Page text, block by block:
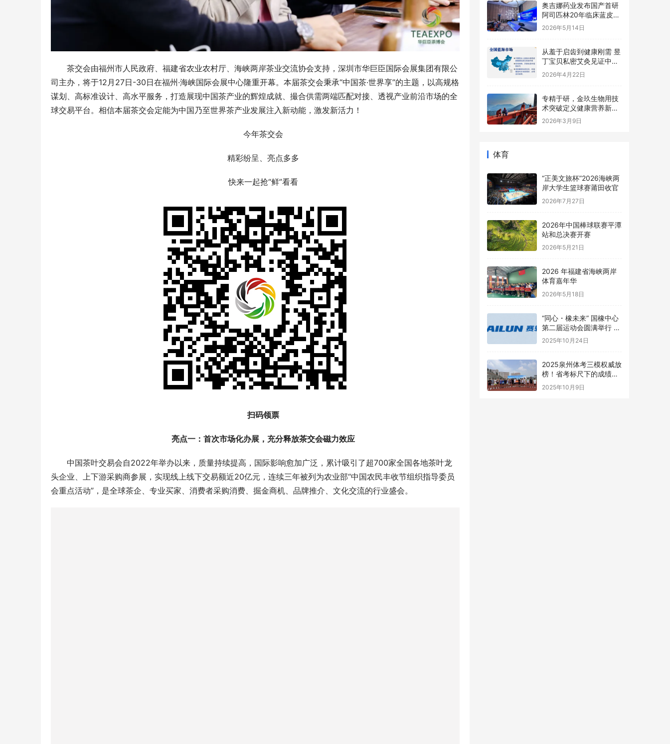
茶交会由福州市人民政府、福建省农业农村厅、海峡两岸茶业交流协会支持，深圳市华巨臣国际会展集团有限公
司主办，将于12月27日-30日在福州·海峡国际会展中心隆重开幕。本届茶交会秉承“中国茶·世界享”的主题，以高规格
谋划、高标准设计、高水平服务，打造展现中国茶产业的辉煌成就、撮合供需两端匹配对接、透视产业前沿市场的全
球交易平台。相信本届茶交会定能为中国乃至世界茶产业发展注入新动能，激发新活力！
今年茶交会
精彩纷呈、亮点多多
快来一起抢“鲜”看看
扫码领票
亮点一：首次市场化办展，充分释放茶交会磁力效应
中国茶叶交易会自2022年举办以来，质量持续提高，国际影响愈加广泛，累计吸引了超700家全国各地茶叶龙
头企业、上下游采购商参展，实现线上线下交易额近20亿元，连续三年被列为农业部“中国农民丰收节组织指导委员
会重点活动”，是全球茶企、专业买家、消费者采购消费、掘金商机、品牌推介、文化交流的行业盛会。
奥吉娜药业发布国产首研
阿司匹林20年临床蓝皮
书，魏国平：“原研”是历
史坐标，不是终极标准
2026年5月14日
从羞于启齿到健康刚需 昱
丁宝贝私密艾灸见证中国
女性意识觉醒
2026年4月22日
专精于研，金玖生物用技
术突破定义健康营养新高
度
2026年3月9日
体育
“正美文旅杯”​2026海峡两
岸大学生篮球赛莆田收官
2026年7月27日
2026年中国棒球联赛平潭
站和总决赛开赛
2026年5月21日
2026 年福建省海峡两岸
体育嘉年华
2026年5月18日
“同心・橡未来” 国橡中心
第二届运动会圆满举行 赛
轮健儿尽显风采
2025年10月24日
2025泉州体考三模权威放
榜！省考标尺下的成绩透
视
2025年10月9日